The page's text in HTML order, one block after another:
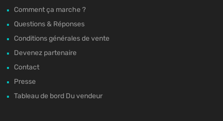
Comment ça marche ?
Questions & Réponses
Conditions générales de vente
Devenez partenaire
Contact
Presse
Tableau de bord Du vendeur